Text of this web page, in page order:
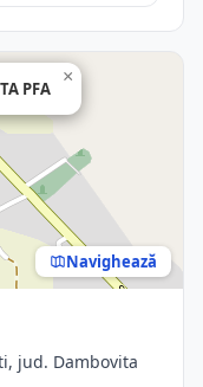
PFA
×
Navighează
jud. Dambovita